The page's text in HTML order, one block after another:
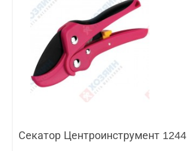
Секатор Центроинструмент 1244